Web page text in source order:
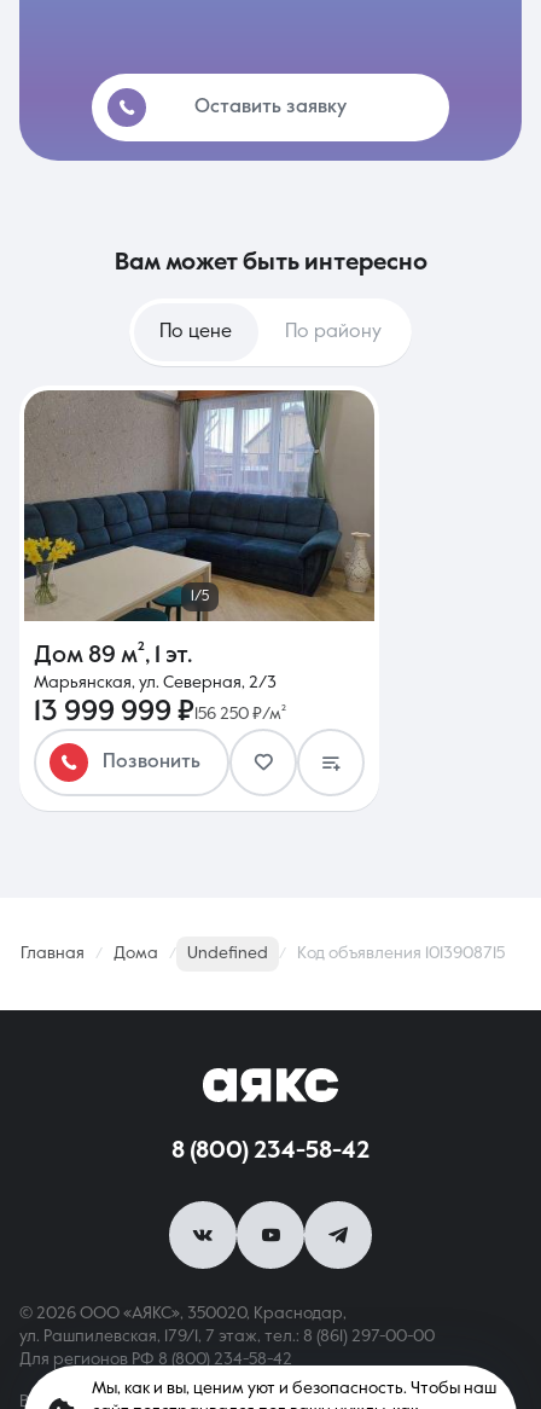
Оставить заявку
вам может быть интересно
По цене По району
1/5
Дом 89 м², 1 эт.
Марьянская, ул. Северная, 2/3
13 999 999 ₽ 156 250 ₽/м²
Позвонить
Главная Дома Undefined Код объявления 1013908715
8 (800) 234-58-42
© 2026 ООО «АЯКС», 350020, Краснодар,
ул. Рашпилевская, 179/1, 7 этаж, тел.: 8 (861) 297-00-00
Для регионов РФ 8 (800) 234-58-42
Вся информация, опубликованная на сайте, носит только
Мы, как и вы, ценим уют и безопасность. Чтобы наш